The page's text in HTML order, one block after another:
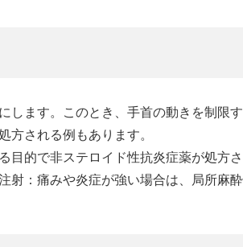
します。このとき、手首の動きを制限
方される例もあります。
目的で非ステロイド性抗炎症薬が処方
射：痛みや炎症が強い場合は、局所麻